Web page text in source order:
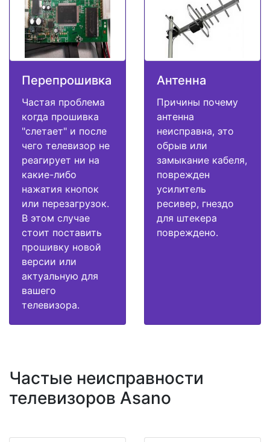
Перепрошивка
Частая проблема
когда прошивка
"слетает" и после
чего телевизор не
реагирует ни на
какие-либо
нажатия кнопок
или перезагрузок.
В этом случае
стоит поставить
прошивку новой
версии или
актуальную для
вашего
телевизора.
Антенна
Причины почему
антенна
неисправна, это
обрыв или
замыкание кабеля,
поврежден
усилитель
ресивер, гнездо
для штекера
повреждено.
Частые неисправности
телевизоров Asano